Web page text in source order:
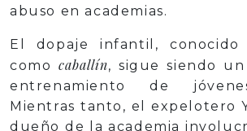
abuso en academias.
El dopaje infantil,
como caballín, sigue siendo
entrenamiento de
Mientras tanto, el expelotero
dueño de la academia